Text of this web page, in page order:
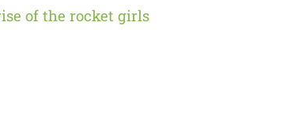
of the rocket girls